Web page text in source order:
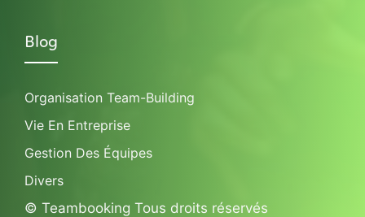
Blog
Organisation Team-Building
Vie En Entreprise
Gestion Des Équipes
Divers
© Teambooking Tous droits réservés